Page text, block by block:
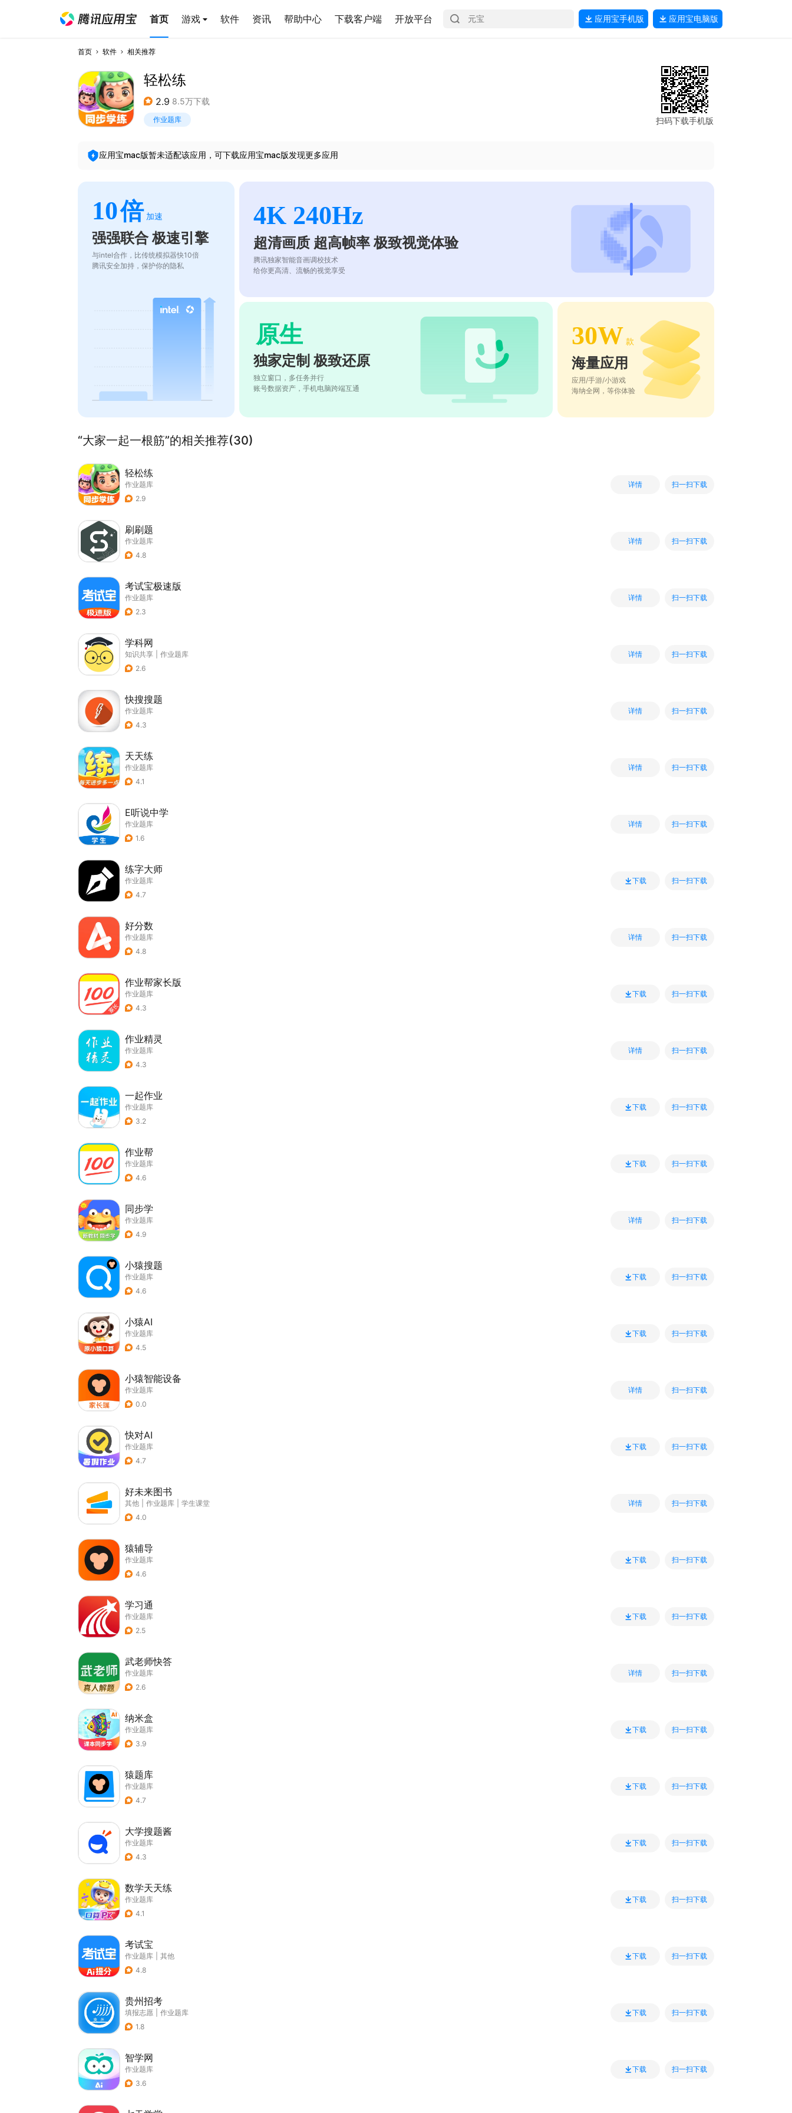
首页 游戏 软件 资讯 帮助中心 下载客户端 开放平台 应用宝手机版 应用宝电脑版
首页 软件 相关推荐
轻松练
2.9 8.5万下载
作业题库 扫码下载手机版
应用宝mac版暂未适配该应用，可下载应用宝mac版发现更多应用
10倍 加速
强强联合 极速引擎
与intel合作，比传统模拟器快10倍
腾讯安全加持，保护你的隐私
4K 240Hz
超清画质 超高帧率 极致视觉体验
腾讯独家智能音画调校技术
给你更高清、流畅的视觉享受
原生
独家定制 极致还原
独立窗口，多任务并行
账号数据资产，手机电脑跨端互通
30W 款
海量应用
应用/手游/小游戏
海纳全网，等你体验
“大家一起一根筋”的相关推荐(30)
轻松练
作业题库
2.9
详情 扫一扫下载
刷刷题
作业题库
4.8
详情 扫一扫下载
考试宝极速版
作业题库
2.3
详情 扫一扫下载
学科网
知识共享
作业题库
2.6
详情 扫一扫下载
快搜搜题
作业题库
4.3
详情 扫一扫下载
天天练
作业题库
4.1
详情 扫一扫下载
E听说中学
作业题库
1.6
详情 扫一扫下载
练字大师
作业题库
4.7
下载 扫一扫下载
好分数
作业题库
4.8
详情 扫一扫下载
作业帮家长版
作业题库
4.3
下载 扫一扫下载
作业精灵
作业题库
4.3
详情 扫一扫下载
一起作业
作业题库
3.2
下载 扫一扫下载
作业帮
作业题库
4.6
下载 扫一扫下载
同步学
作业题库
4.9
详情 扫一扫下载
小猿搜题
作业题库
4.6
下载 扫一扫下载
小猿AI
作业题库
4.5
下载 扫一扫下载
小猿智能设备
作业题库
0.0
详情 扫一扫下载
快对AI
作业题库
4.7
下载 扫一扫下载
好未来图书
其他 作业题库
学生课堂
4.0
详情 扫一扫下载
猿辅导
作业题库
4.6
下载 扫一扫下载
学习通
作业题库
2.5
下载 扫一扫下载
武老师快答
作业题库
2.6
详情 扫一扫下载
纳米盒
作业题库
3.9
下载 扫一扫下载
猿题库
作业题库
4.7
下载 扫一扫下载
大学搜题酱
作业题库
4.3
下载 扫一扫下载
数学天天练
作业题库
4.1
下载 扫一扫下载
考试宝
作业题库
其他
4.8
下载 扫一扫下载
贵州招考
填报志愿
作业题库
1.8
下载 扫一扫下载
智学网
作业题库
3.6
下载 扫一扫下载